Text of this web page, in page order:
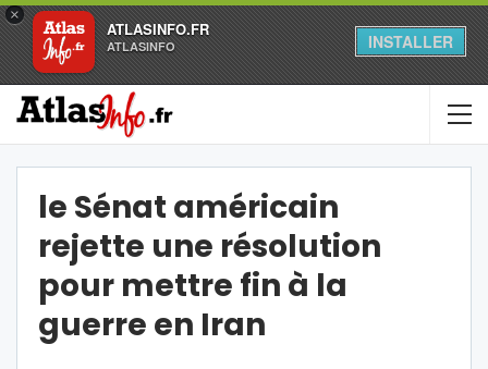
×
ATLASINFO.FR
ATLASINFO INSTALLER
le Sénat américain
rejette une résolution
pour mettre fin à la
guerre en Iran